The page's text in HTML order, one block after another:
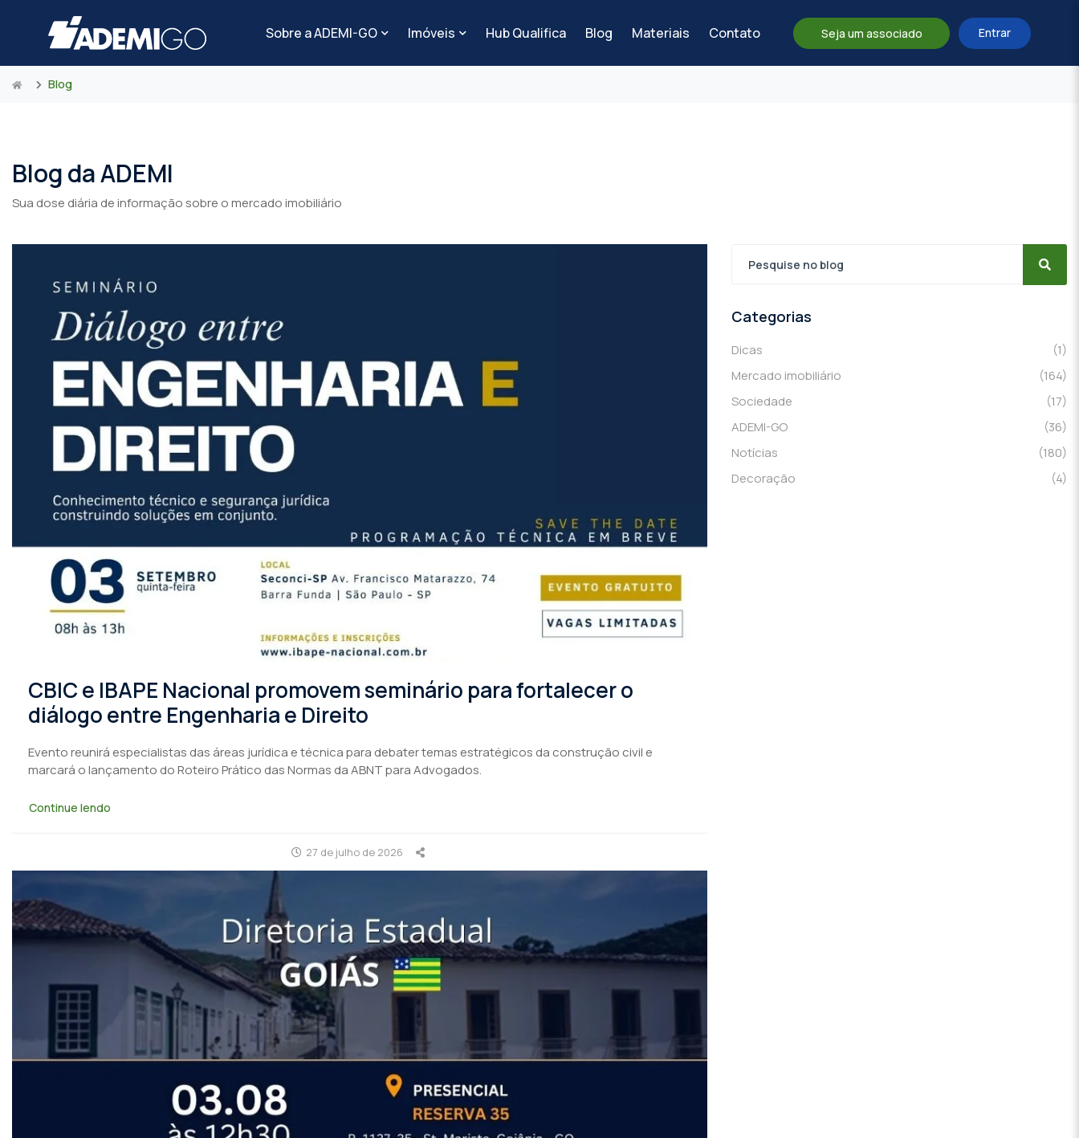
Sobre a ADEMI-GO Imóveis Hub Qualifica Blog Materiais Contato Seja um associado Entrar
Blog
Blog da ADEMI
Sua dose diária de informação sobre o mercado imobiliário
CBIC e IBAPE Nacional promovem seminário para fortalecer o
diálogo entre Engenharia e Direito
Evento reunirá especialistas das áreas jurídica e técnica para debater temas estratégicos da construção civil e
marcará o lançamento do Roteiro Prático das Normas da ABNT para Advogados.
Continue lendo
27 de julho de 2026
Categorias
Dicas
(1)
Mercado imobiliário
(164)
Sociedade
(17)
ADEMI-GO
(36)
Notícias
(180)
Decoração
(4)